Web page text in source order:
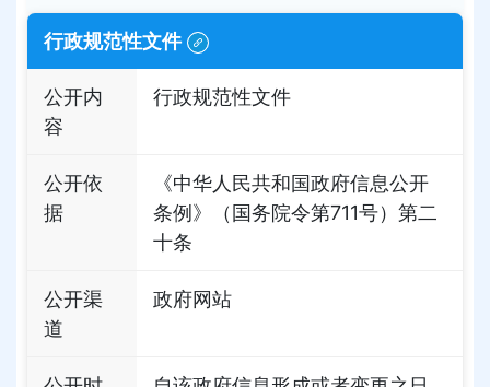
行政规范性文件
公开内
容
行政规范性文件
公开依
据
《中华人民共和国政府信息公开
条例》（国务院令第711号）第二
十条
公开渠
道
政府网站